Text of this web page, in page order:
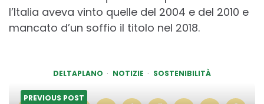
l’Italia aveva vinto quelle del 2004 e del 2010 e
mancato d’un soffio il titolo nel 2018.
DELTAPLANO NOTIZIE SOSTENIBILITÀ
PREVIOUS POST